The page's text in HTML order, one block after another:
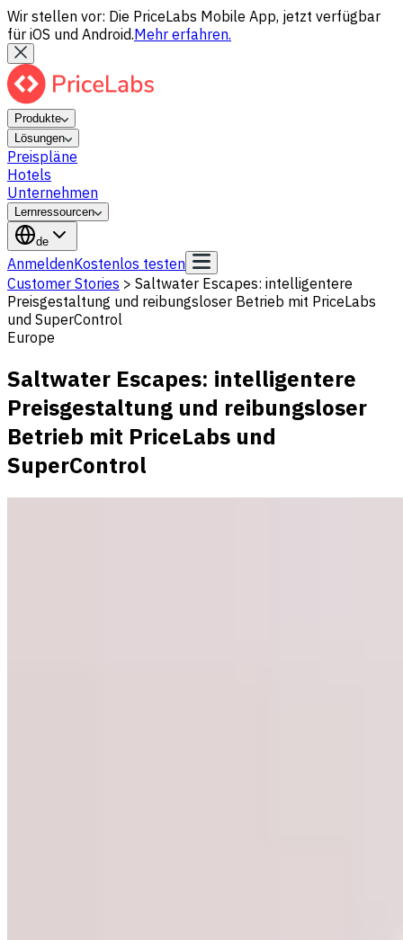
Wir stellen vor: Die PriceLabs Mobile App, jetzt verfügbar
für iOS und Android.Mehr erfahren.
Produkte
Lösungen
Preispläne
Hotels
Unternehmen
Lernressourcen
de
AnmeldenKostenlos testen
Customer Stories > Saltwater Escapes: intelligentere
Preisgestaltung und reibungsloser Betrieb mit PriceLabs
und SuperControl
Europe
Saltwater Escapes: intelligentere
Preisgestaltung und reibungsloser
Betrieb mit PriceLabs und
SuperControl